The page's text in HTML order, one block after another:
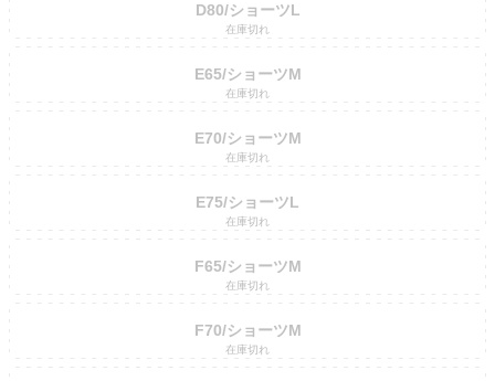
D80/ショーツL
在庫切れ
E65/ショーツM
在庫切れ
E70/ショーツM
在庫切れ
E75/ショーツL
在庫切れ
F65/ショーツM
在庫切れ
F70/ショーツM
在庫切れ